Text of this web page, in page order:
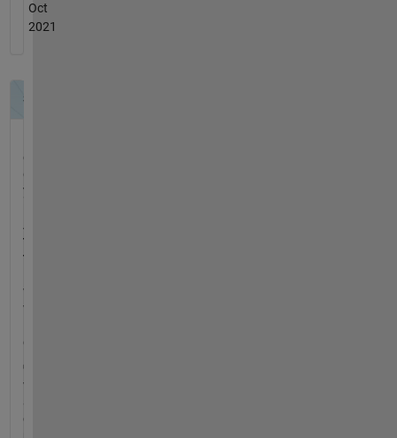
Oct
2021